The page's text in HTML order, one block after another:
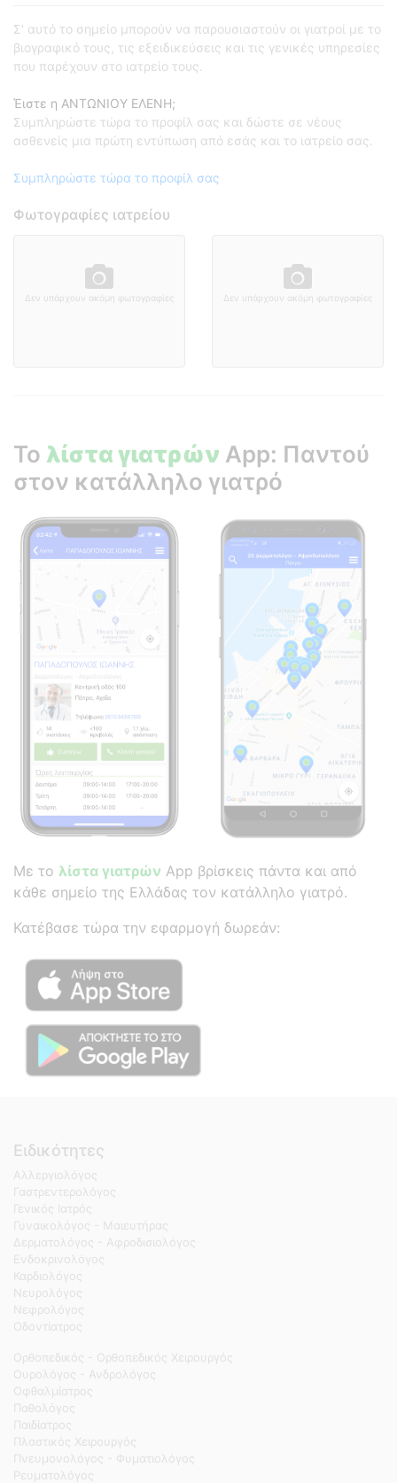
Σ' αυτό το σημείο μπορούν να παρουσιαστούν οι γιατροί με το
βιογραφικό τους, τις εξειδικεύσεις και τις γενικές υπηρεσίες
που παρέχουν στο ιατρείο τους.
Έιστε η ΑΝΤΩΝΙΟΥ ΕΛΕΝΗ;
Συμπληρώστε τώρα το προφίλ σας και δώστε σε νέους
ασθενείς μια πρώτη εντύπωση από εσάς και το ιατρείο σας.
Συμπληρώστε τώρα το προφίλ σας
Φωτογραφίες ιατρείου
Δεν υπάρχουν ακόμη φωτογραφίες Δεν υπάρχουν ακόμη φωτογραφίες
Το λίστα γιατρών App: Παντού
στον κατάλληλο γιατρό
Με το λίστα γιατρών App βρίσκεις πάντα και από
κάθε σημείο της Ελλάδας τον κατάλληλο γιατρό.
Κατέβασε τώρα την εφαρμογή δωρεάν:
Ειδικότητες
Αλλεργιολόγος
Γαστρεντερολόγος
Γενικός Ιατρός
Γυναικολόγος - Μαιευτήρας
Δερματολόγος - Αφροδισιολόγος
Ενδοκρινολόγος
Καρδιολόγος
Νευρολόγος
Νεφρολόγος
Οδοντίατρος
Ορθοπεδικός - Ορθοπεδικός Χειρουργός
Ουρολόγος - Ανδρολόγος
Οφθαλμίατρος
Παθολόγος
Παιδίατρος
Πλαστικός Χειρουργός
Πνευμονολόγος - Φυματιολόγος
Ρευματολόγος